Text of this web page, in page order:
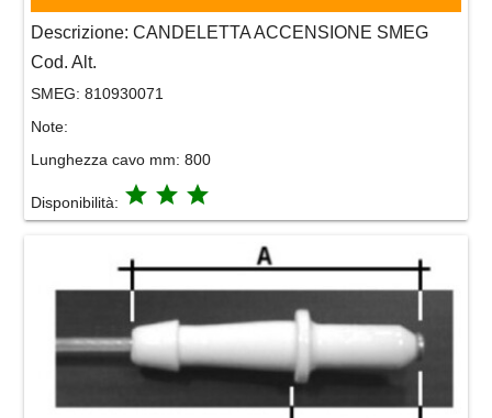
Descrizione: CANDELETTA ACCENSIONE SMEG
Cod. Alt.
SMEG: 810930071
Note:
Lunghezza cavo mm: 800
Disponibilità: grade grade grade